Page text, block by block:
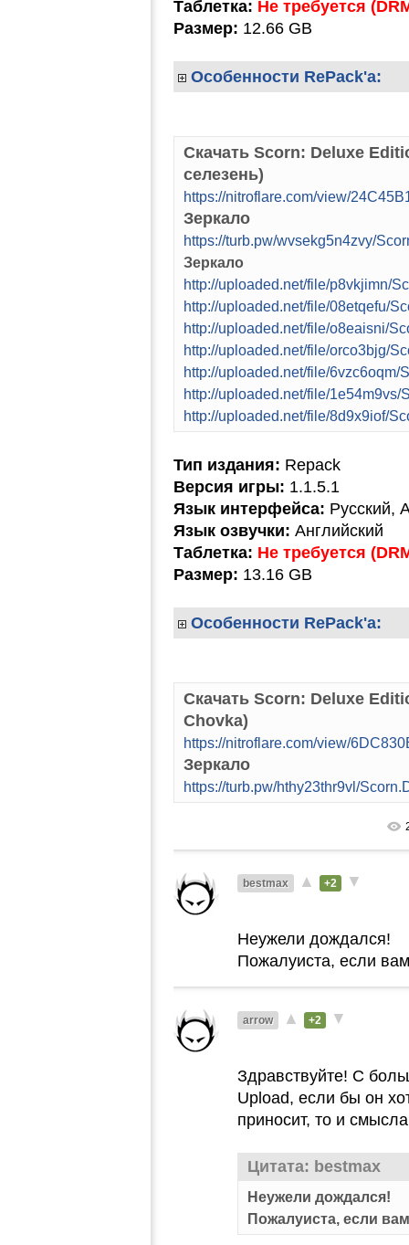
Таблетка: Не требуется
Размер: 12.66 GB
Особенности RePack'а:
Скачать Scorn: Deluxe
селезень)
https://nitroflare.com/view/
Зеркало
https://turb.pw/wvsekg5n4zvy/
Зеркало
http://uploaded.net/file/p8vkjimn/
http://uploaded.net/file/08etqefu/
http://uploaded.net/file/o8eaisni/
http://uploaded.net/file/orco3bjg/
http://uploaded.net/file/6vzc6oqm/
http://uploaded.net/file/
http://uploaded.net/file/8d9x9iof/
Тип издания: Repack
Версия игры: 1.1.5.1
Язык интерфейса: Русский,
Язык озвучки: Английский
Таблетка: Не требуется
Размер: 13.16 GB
Особенности RePack'а:
Скачать Scorn: Deluxe
Chovka)
https://nitroflare.com/view/
Зеркало
https://turb.pw/hthy23thr9vl/
bestmax ▲ +2 ▼
Неужели дождался!
Пожалуиста, если
arrow ▲ +2 ▼
Здравствуйте! С
Upload, если бы он
приносит, то и
Цитата: bestmax
Неужели дождался!
Пожалуиста, если